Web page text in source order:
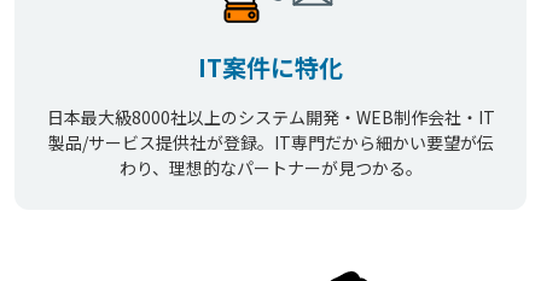
IT案件に特化
日本最大級8000社以上のシステム開発・WEB制作会社・IT
製品/サービス提供社が登録。IT専門だから細かい要望が伝
わり、理想的なパートナーが見つかる。